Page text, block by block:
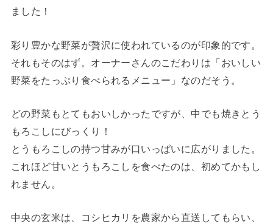
ました！
彩り豊かな野菜が贅沢に使われているのが印象的です。
それもそのはず。オーナーさんのこだわりは「おいしい
野菜をたっぷり食べられるメニュー」なのだそう。
どの野菜もとてもおいしかったですが、中でも焼きとう
もろこしにびっくり！
とうもろこしの持つ甘みが口いっぱいに広がりました。
これほど甘いとうもろこしを食べたのは、初めてかもし
れません。
中央の玄米は、コシヒカリを農家から直送してもらい、